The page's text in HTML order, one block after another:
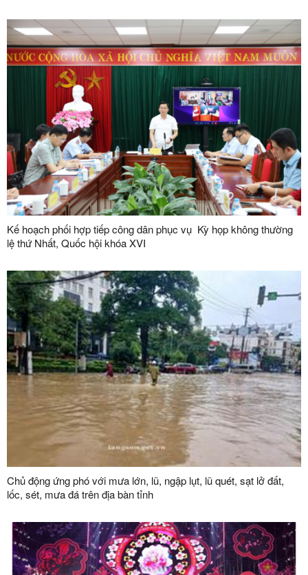
Kế hoạch phối hợp tiếp công dân phục vụ Kỳ họp không thường
lệ thứ Nhất, Quốc hội khóa XVI
Chủ động ứng phó với mưa lớn, lũ, ngập lụt, lũ quét, sạt lở đất,
lốc, sét, mưa đá trên địa bàn tỉnh